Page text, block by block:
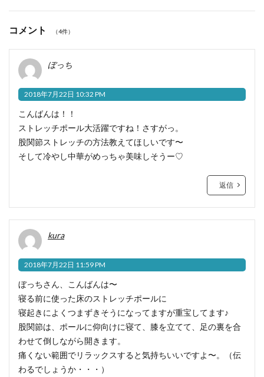
コメント （4件）
ぼっち
2018年7月22日 10:32 PM
こんばんは！！
ストレッチポール大活躍ですね！さすがっ。
股関節ストレッチの方法教えてほしいです〜
そして冷やし中華がめっちゃ美味しそうー♡
返信
kura
2018年7月22日 11:59 PM
ぼっちさん、こんばんは〜
寝る前に使った床のストレッチポールに
寝起きによくつまずきそうになってますが重宝してます♪
股関節は、ポールに仰向けに寝て、膝を立てて、足の裏を合
わせて倒しながら開きます。
痛くない範囲でリラックスすると気持ちいいですよ〜。（伝
わるでしょうか・・・）